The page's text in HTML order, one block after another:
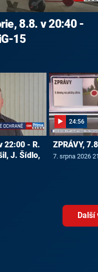
8.8. v 20:40 -
15
22:00 - R.
J. Šídlo,
24:56
ZPRÁVY,
7. srpna 2026
Další